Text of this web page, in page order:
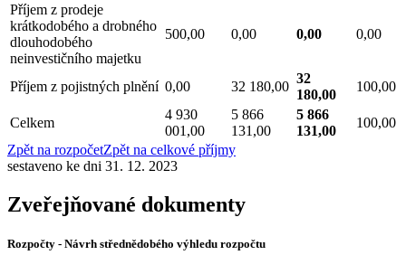
Příjem z prodeje
krátkodobého a drobného
dlouhodobého
neinvestičního majetku
500,00 0,00 0,00 0,00
Příjem z pojistných plnění 0,00 32 180,00
32
180,00
100,00
Celkem
4 930
001,00
5 866
131,00
5 866
131,00
100,00
Zpět na rozpočetZpět na celkové příjmy
sestaveno ke dni 31. 12. 2023
Zveřejňované dokumenty
Rozpočty - Návrh střednědobého výhledu rozpočtu